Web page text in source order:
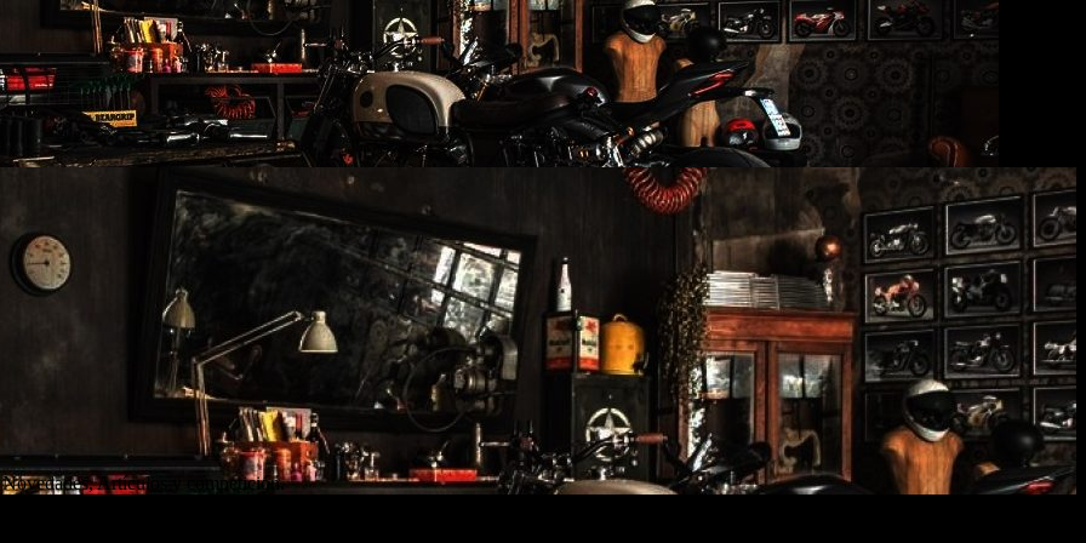
Artículos y competición.